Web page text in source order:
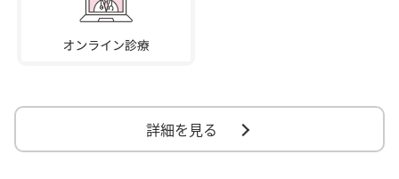
詳細を見る